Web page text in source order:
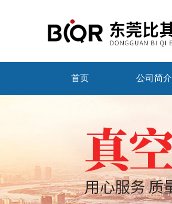
首页 公司简介